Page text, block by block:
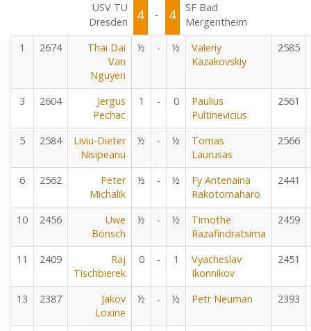
USV TU
Dresden
4 - 4
SF Bad
Mergentheim
1
2674
Thai Dai
Van
Nguyen
½ - ½
Valeriy
Kazakovskiy
2585
3 2604
Jergus
Pechac
1 - 0
Paulius
Pultinevicius
2561
5 2584
Liviu-Dieter
Nisipeanu
½ - ½
Tomas
Laurusas
2566
6 2562
Peter
Michalik
½ - ½
Fy Antenaina
Rakotomaharo
2441
10 2456
Uwe
Bönsch
½ - ½
Timothe
Razafindratsima
2459
11 2409
Raj
Tischbierek
0 - 1
Vyacheslav
Ikonnikov
2451
13 2387
Jakov
Loxine
½ - ½ Petr Neuman 2393